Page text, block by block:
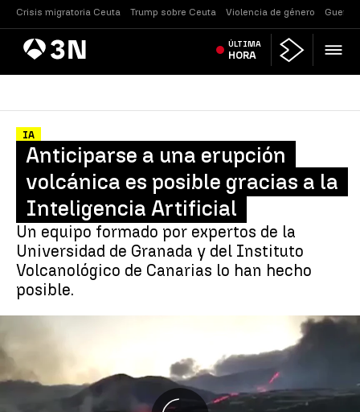
Crisis migratoria Ceuta Trump sobre Ceuta Violencia de género Guerra
AntenaNoticias ÚLTIMA
HORA
IA
Anticiparse a una erupción
volcánica es posible gracias a la
Inteligencia Artificial
Un equipo formado por expertos de la
Universidad de Granada y del Instituto
Volcanológico de Canarias lo han hecho
posible.